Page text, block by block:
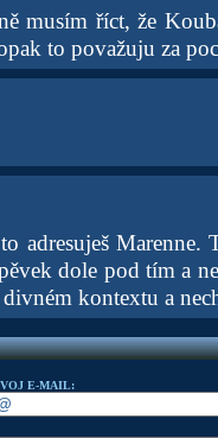
musím říct, že
to považuju za
adresuješ
dole pod tím a
kontextu a
E-MAIL: